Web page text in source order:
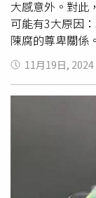
大感意外。對此
可能有3大原因
陳腐的尊卑關係
是亞洲首屈一指
日本，2008年
2009年世界棒
前進的主要對
中交手，卻已
賽中出局並不
了高水平的快
打出了10支安
11月19日, 2024